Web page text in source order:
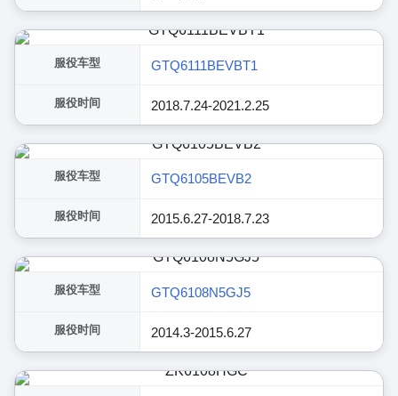
服役车型 GTQ6111BEVBT1
服役时间 2018.7.24-2021.2.25
服役车型 GTQ6105BEVB2
服役时间 2015.6.27-2018.7.23
服役车型 GTQ6108N5GJ5
服役时间 2014.3-2015.6.27